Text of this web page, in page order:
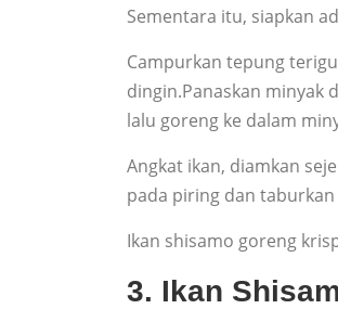
Sementara itu, siapkan
Campurkan tepung
dingin.Panaskan minyak
lalu goreng ke dalam
Angkat ikan, diamkan
pada piring dan
Ikan shisamo goreng
3. Ikan